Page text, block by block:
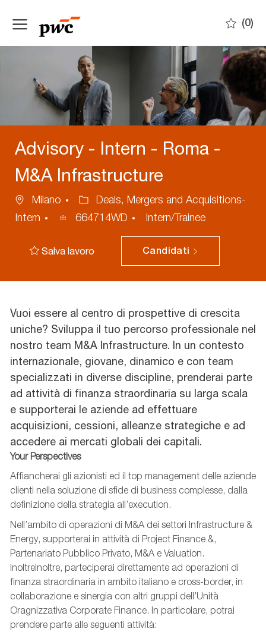
(0)
Advisory - Intern - Roma -
M&A Infrastructure
Ubicazione
Milano Categoria
Deals, Mergers and Acquisitions-
Intern
ID
664714WD Intern/Trainee
Salva lavoro Candidati
Vuoi essere al centro di prospettive di crescita
uniche? Sviluppa il tuo percorso professionale nel
nostro team M&A Infrastructure. In un contesto
internazionale, giovane, dinamico e con team
specializzati in diverse discipline, prenderai parte
ad attività di finanza straordinaria su larga scala
e supporterai le aziende ad effettuare
acquisizioni, cessioni, alleanze strategiche e ad
accedere ai mercati globali dei capitali.
Your Perspectives
Affiancherai gli azionisti ed il top management delle aziende
clienti nella soluzione di sfide di business complesse, dalla
definizione della strategia all’execution.
Nell’ambito di operazioni di M&A dei settori Infrastructure &
Energy, supporterai in attività di Project Finance &,
Partenariato Pubblico Privato, M&A e Valuation.
InoltreInoltre, parteciperai direttamente ad operazioni di
finanza straordinaria in ambito italiano e cross-border, in
collaborazione e sinergia con altri gruppi dell’Unità
Oragnizzativa Corporate Finance. In particolare, potrai
prendere parte alle seguenti attività: